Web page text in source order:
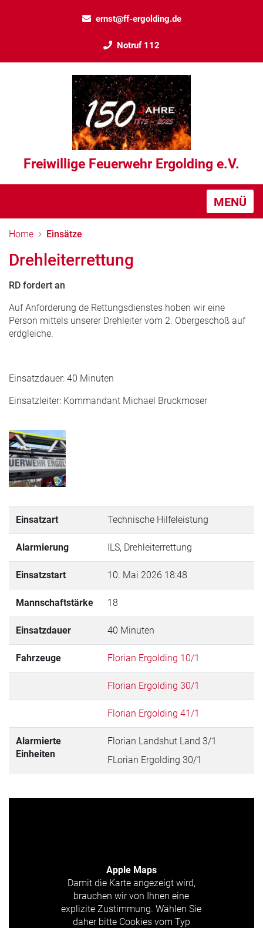
ernst@ff-ergolding.de
Notruf 112
Freiwillige Feuerwehr Ergolding e.V.
MENÜ
Home Einsätze
Drehleiterrettung
RD fordert an
Auf Anforderung de Rettungsdienstes hoben wir eine
Person mittels unserer Drehleiter vom 2. Obergeschoß auf
erdgleiche.
Einsatzdauer: 40 Minuten
Einsatzleiter: Kommandant Michael Bruckmoser
Einsatzart Technische Hilfeleistung
Alarmierung ILS, Drehleiterrettung
Einsatzstart 10. Mai 2026 18:48
Mannschaftstärke 18
Einsatzdauer 40 Minuten
Fahrzeuge Florian Ergolding 10/1
Florian Ergolding 30/1
Florian Ergolding 41/1
Alarmierte
Einheiten
Florian Landshut Land 3/1
FLorian Ergolding 30/1
Apple Maps
Damit die Karte angezeigt wird,
brauchen wir von Ihnen eine
explizite Zustimmung. Wählen Sie
daher bitte Cookies vom Typ